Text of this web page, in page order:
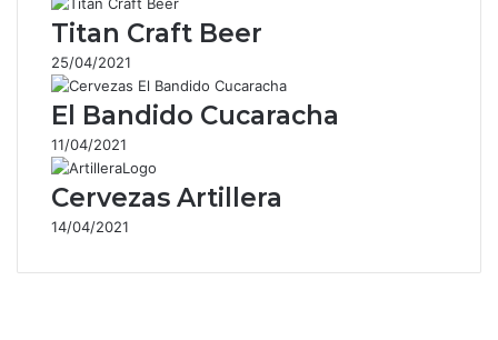
Titan Craft Beer
25/04/2021
El Bandido Cucaracha
11/04/2021
Cervezas Artillera
14/04/2021